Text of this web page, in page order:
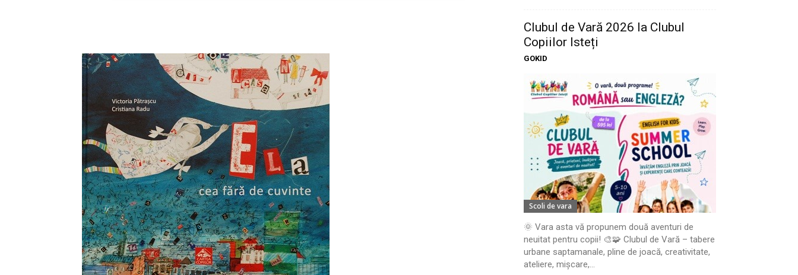
Clubul de Vară 2026 la Clubul
Copiilor Isteți
GOKID
Scoli de vara
🌞 Vara asta vă propunem două aventuri de
neuitat pentru copii! 🎨🧩 Clubul de Vară – tabere
urbane saptamanale, pline de joacă, creativitate,
ateliere, mișcare,...